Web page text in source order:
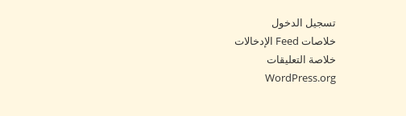
تسجيل الدخول
خلاصات Feed الإدخالات
خلاصة التعليقات
WordPress.org